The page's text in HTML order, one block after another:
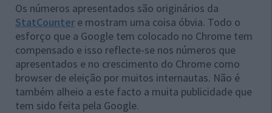
Os números apresentados são originários da
StatCounter e mostram uma coisa óbvia. Todo o
esforço que a Google tem colocado no Chrome tem
compensado e isso reflecte-se nos números que
apresentados e no crescimento do Chrome como
browser de eleição por muitos internautas. Não é
também alheio a este facto a muita publicidade que
tem sido feita pela Google.